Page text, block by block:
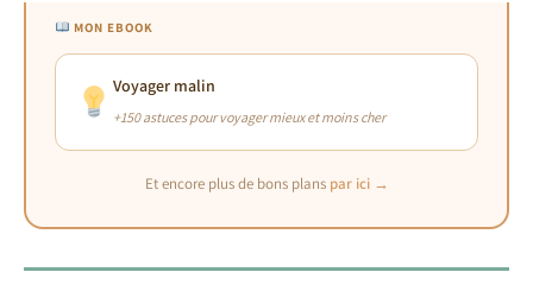
MON EBOOK
Voyager malin
+150 astuces pour voyager mieux et moins cher
Et encore plus de bons plans par ici →